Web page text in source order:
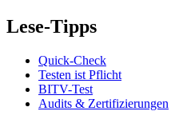
Lese-Tipps
Quick-Check
Testen ist Pflicht
BITV-Test
Audits & Zertifizierungen